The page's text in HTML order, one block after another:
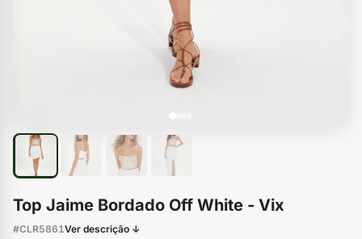
Top Jaime Bordado Off White - Vix
#CLR5861Ver descrição ↓